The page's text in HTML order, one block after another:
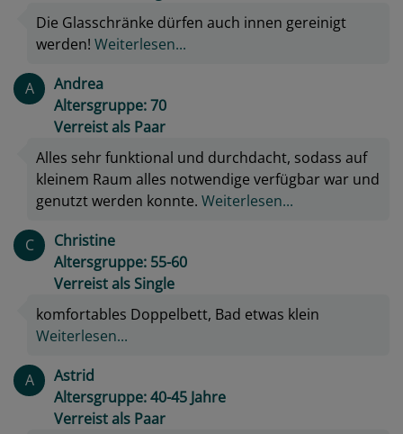
Die Glasschränke dürfen auch innen gereinigt
werden! Weiterlesen...
A
Andrea
Altersgruppe: 70
Verreist als Paar
Alles sehr funktional und durchdacht, sodass auf
kleinem Raum alles notwendige verfügbar war und
genutzt werden konnte. Weiterlesen...
C
Christine
Altersgruppe: 55-60
Verreist als Single
komfortables Doppelbett, Bad etwas klein
Weiterlesen...
A
Astrid
Altersgruppe: 40-45 Jahre
Verreist als Paar